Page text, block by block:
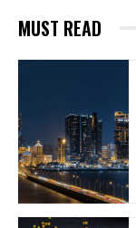
MUST READ